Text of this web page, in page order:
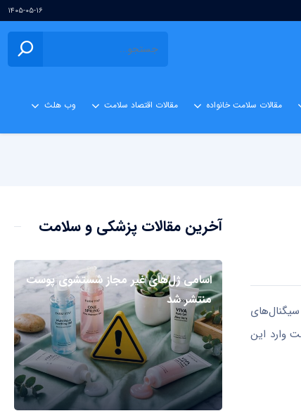
۱۴۰۵-۰۵-۱۶
مقالات سلامت خانواده مقالات اقتصاد سلامت وب هلث
سیگنال‌های
وارد این
آخرین مقالات پزشکی و سلامت
اسامی ژل‌های غیر مجاز شستشوی پوست
منتشر شد